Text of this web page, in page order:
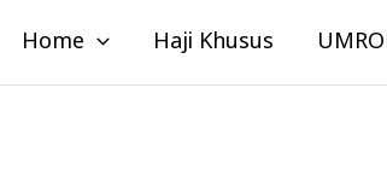
Home Haji Khusus